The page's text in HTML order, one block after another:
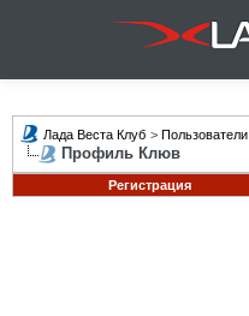
Лада Веста Клуб > Пользователи
Профиль Клюв
Регистрация